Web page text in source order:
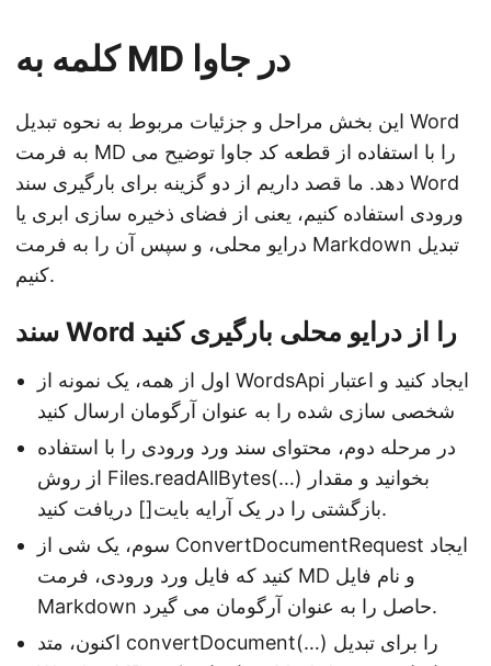
کلمه به MD در جاوا
این بخش مراحل و جزئیات مربوط به نحوه تبدیل Word
به فرمت MD را با استفاده از قطعه کد جاوا توضیح می
دهد. ما قصد داریم از دو گزینه برای بارگیری سند Word
ورودی استفاده کنیم، یعنی از فضای ذخیره سازی ابری یا
درایو محلی، و سپس آن را به فرمت Markdown تبدیل
کنیم.
سند Word را از درایو محلی بارگیری کنید
اول از همه، یک نمونه از WordsApi ایجاد کنید و اعتبار
شخصی سازی شده را به عنوان آرگومان ارسال کنید
در مرحله دوم، محتوای سند ورد ورودی را با استفاده
از روش Files.readAllBytes(…) بخوانید و مقدار
بازگشتی را در یک آرایه بایت[] دریافت کنید.
سوم، یک شی از ConvertDocumentRequest ایجاد
کنید که فایل ورد ورودی، فرمت MD و نام فایل
Markdown حاصل را به عنوان آرگومان می گیرد.
اکنون، متد convertDocument(…) را برای تبدیل